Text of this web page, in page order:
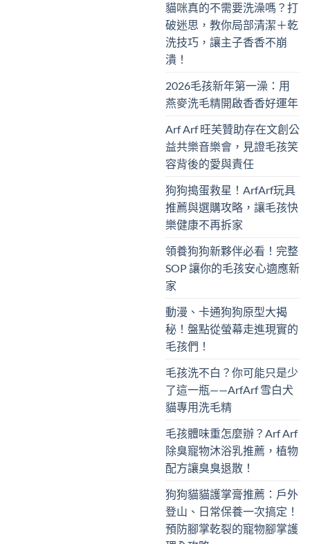
貓咪真的不需要洗澡嗎？打
破迷思，教你局部清潔＋乾
洗技巧，讓主子香香不崩
潰！
2026毛孩新年第一澡：用
燕麥洗毛精開啟香香好運年
Arf Arf 旺芙贊助存在文創公
益共樂音樂會，見證毛孩笑
容背後的愛與責任
狗狗搗蛋救星！ArfArf玩具
推薦與選購攻略，讓毛孩快
樂健康不再拆家
領養狗狗新夥伴必看！完整
SOP 讓你的毛孩安心適應新
家
動漫、卡通狗狗原型大揭
秘！盤點從螢幕走進現實的
毛孩們！
毛孩洗不白？你可能只是少
了這一瓶——ArfArf 雪白犬
貓專用洗毛精
毛孩體味重怎麼辦？Arf Arf
除臭寵物沐浴乳推薦，植物
配方讓臭臭退散！
狗狗貓貓護掌膏推薦：戶外
登山、日常保養一次搞定！
預防腳掌乾裂的寵物腳掌護